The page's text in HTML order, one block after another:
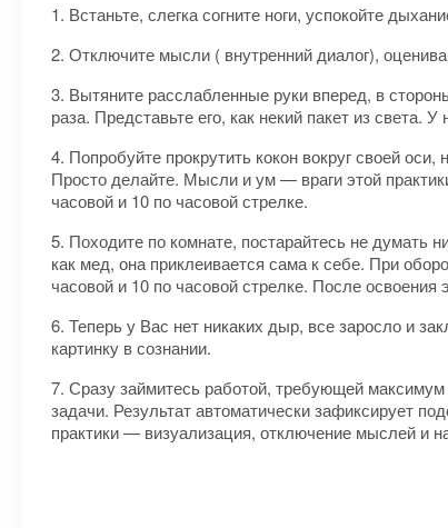
1. Встаньте, слегка согните ноги, успокойте
2. Отключите мысли ( внутренний диалог),
3. Вытяните расслабленные руки вперед, в
раза. Представьте его, как некий пакет из света.
4. Попробуйте прокрутить кокон вокруг своей
Просто делайте. Мысли и ум — враги этой
часовой и 10 по часовой стрелке.
5. Походите по комнате, постарайтесь не думать
как мед, она приклеивается сама к себе. При
часовой и 10 по часовой стрелке. После
6. Теперь у Вас нет никаких дыр, все заросло и
картинку в сознании.
7. Сразу займитесь работой, требующей
задачи. Результат автоматически зафиксирует
практики — визуализация, отключение мыслей и